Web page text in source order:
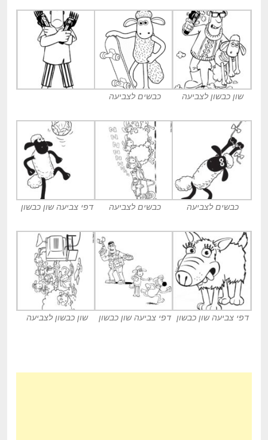
שון כבשון לצביעה כבשים לצביעה
כבשים לצביעה כבשים לצביעה דפי צביעה שון כבשון
דפי צביעה שון כבשון דפי צביעה שון כבשון שון כבשון לצביעה